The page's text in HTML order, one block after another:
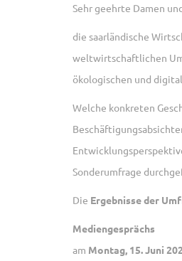
Sehr geehrte Damen
die saarländische
weltwirtschaftlichen
ökologischen und
Welche konkreten
Sonderumfrage
Die Ergebnisse der
Mediengesprächs
am Montag, 15. Juni